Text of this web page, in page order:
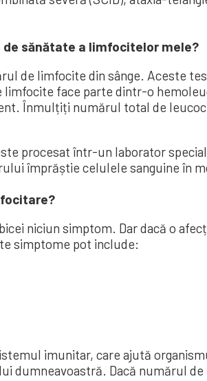
sănătate a limfocitelor mele?
de limfocite din sânge. Aceste
face parte dintr-o
Înmulțiți numărul total de
procesat într-un laborator
împrăștie celulele sanguine în
niciun simptom. Dar dacă o
simptome pot include:
imunitar, care ajută
dumneavoastră. Dacă numărul